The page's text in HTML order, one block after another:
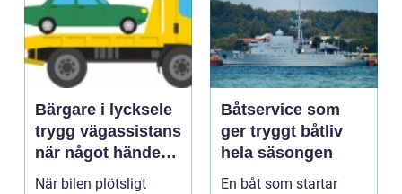
Bärgare i lycksele
trygg vägassistans
när något händer
på vägen
När bilen plötsligt
Båtservice som
ger tryggt båtliv
hela säsongen
En båt som startar